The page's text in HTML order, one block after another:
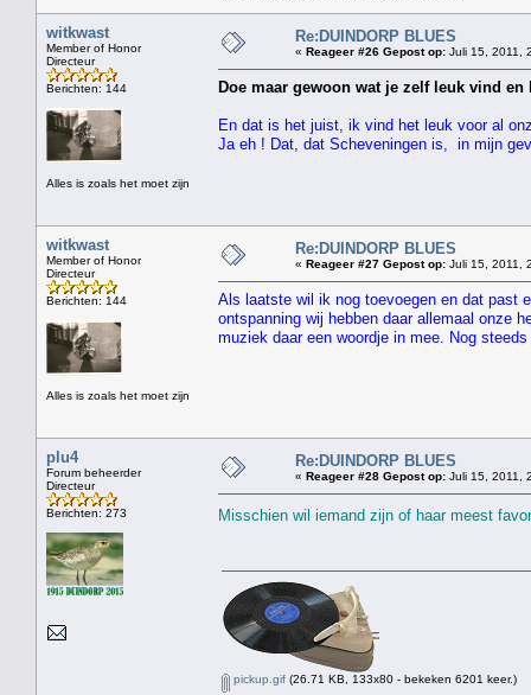
witkwast
Member of Honor
Directeur
Berichten: 144
Alles is zoals het moet zijn
Re:DUINDORP BLUES
« Reageer #26 Gepost op: Juli 15, 2011,
Doe maar gewoon wat je zelf leuk vind
En dat is het juist, ik vind het leuk voor al
Ja eh ! Dat, dat Scheveningen is, in mijn
witkwast
Member of Honor
Directeur
Berichten: 144
Alles is zoals het moet zijn
Re:DUINDORP BLUES
« Reageer #27 Gepost op: Juli 15, 2011,
Als laatste wil ik nog toevoegen en dat past
ontspanning wij hebben daar allemaal onze
muziek daar een woordje in mee. Nog
plu4
Forum beheerder
Directeur
Berichten: 273
Re:DUINDORP BLUES
« Reageer #28 Gepost op: Juli 15, 2011,
Misschien wil iemand zijn of haar meest
pickup.gif (26.71 KB, 133x80 - bekeken 6201 keer.)